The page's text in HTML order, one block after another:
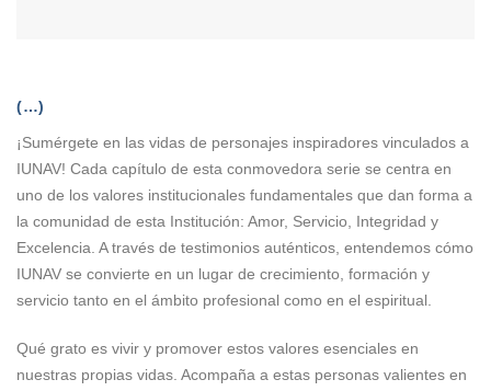
(…)
¡Sumérgete en las vidas de personajes inspiradores vinculados a
IUNAV! Cada capítulo de esta conmovedora serie se centra en
uno de los valores institucionales fundamentales que dan forma a
la comunidad de esta Institución: Amor, Servicio, Integridad y
Excelencia. A través de testimonios auténticos, entendemos cómo
IUNAV se convierte en un lugar de crecimiento, formación y
servicio tanto en el ámbito profesional como en el espiritual.
Qué grato es vivir y promover estos valores esenciales en
nuestras propias vidas. Acompaña a estas personas valientes en